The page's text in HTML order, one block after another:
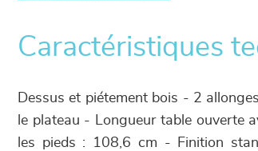
Caractéristiques
Dessus et piétement bois - 2
le plateau - Longueur table ouverte
les pieds : 108,6 cm - Finition